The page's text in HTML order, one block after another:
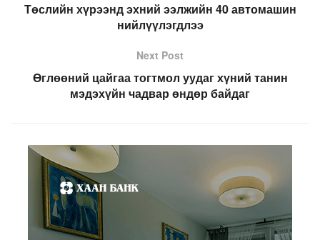
Төслийн хүрээнд эхний ээлжийн 40 автомашин
нийлүүлэгдлээ
Next Post
Өглөөний цайгаа тогтмол уудаг хүний танин
мэдэхүйн чадвар өндөр байдаг